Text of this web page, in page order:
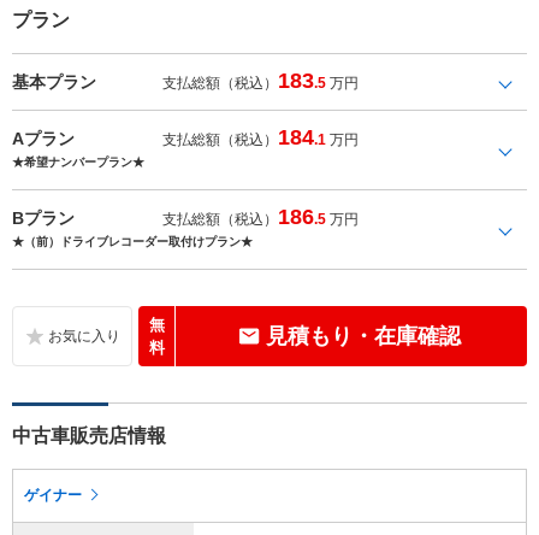
プラン
基本プラン 支払総額（税込） 183.5 万円
Aプラン 支払総額（税込） 184.1 万円
★希望ナンバープラン★
Bプラン 支払総額（税込） 186.5 万円
★（前）ドライブレコーダー取付けプラン★
無
料
見積もり・在庫確認
中古車販売店情報
ゲイナー